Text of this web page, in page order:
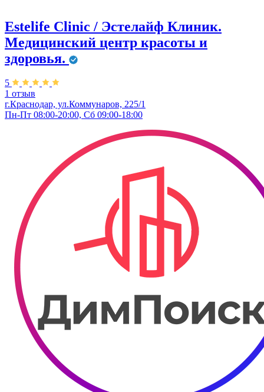
Estelife Clinic / Эстелайф Клиник.
Медицинский центр красоты и
здоровья.
5
1 отзыв
г.Краснодар, ул.Коммунаров, 225/1
Пн-Пт 08:00-20:00, Сб 09:00-18:00